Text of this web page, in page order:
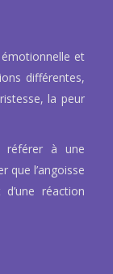
et
différentes,
la peur
référer à une
que l’angoisse
réaction